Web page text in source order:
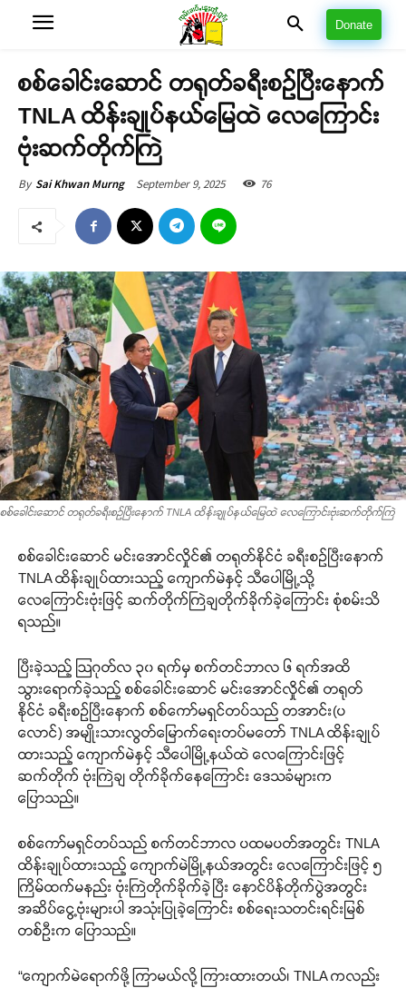
Donate
စစ်ခေါင်းဆောင် တရုတ်ခရီးစဉ်ပြီးနောက်
TNLA ထိန်းချုပ်နယ်မြေထဲ လေကြောင်း
ဗုံးဆက်တိုက်ကြဲ
By Sai Khwan Murng September 9, 2025 76
စစ်ခေါင်းဆောင် တရုတ်ခရီးစဉ်ပြီးနောက် TNLA ထိန်းချုပ်နယ်မြေထဲ လေကြောင်းဗုံးဆက်တိုက်ကြဲ
စစ်ခေါင်းဆောင် မင်းအောင်လှိုင်၏ တရုတ်နိုင်ငံ ခရီးစဉ်ပြီးနောက်
TNLA ထိန်းချုပ်ထားသည့် ကျောက်မဲနှင့် သီပေါမြို့သို့
လေကြောင်းဗုံးဖြင့် ဆက်တိုက်ကြဲချတိုက်ခိုက်ခဲ့ကြောင်း စုံစမ်းသိ
ရသည်။
ပြီးခဲ့သည့် ဩဂုတ်လ ၃၀ ရက်မှ စက်တင်ဘာလ ၆ ရက်အထိ
သွားရောက်ခဲ့သည့် စစ်ခေါင်းဆောင် မင်းအောင်လှိုင်၏ တရုတ်
နိုင်ငံ ခရီးစဉ်ပြီးနောက် စစ်ကော်မရှင်တပ်သည် တအာင်း(ပ
လောင်) အမျိုးသားလွတ်မြောက်ရေးတပ်မတော် TNLA ထိန်းချုပ်
ထားသည့် ကျောက်မဲနှင့် သီပေါမြို့နယ်ထဲ လေကြောင်းဖြင့်
ဆက်တိုက် ဗုံးကြဲချ တိုက်ခိုက်နေကြောင်း ဒေသခံများက
ပြောသည်။
စစ်ကော်မရှင်တပ်သည် စက်တင်ဘာလ ပထမပတ်အတွင်း TNLA
ထိန်းချုပ်ထားသည့် ကျောက်မဲမြို့နယ်အတွင်း လေကြောင်းဖြင့် ၅
ကြိမ်ထက်မနည်း ဗုံးကြဲတိုက်ခိုက်ခဲ့ပြီး နောင်ပိန်တိုက်ပွဲအတွင်း
အဆိပ်ငွေ့ဗုံးများပါ အသုံးပြုခဲ့ကြောင်း စစ်ရေးသတင်းရင်းမြစ်
တစ်ဦးက ပြောသည်။
“ကျောက်မဲရောက်ဖို့ ကြာမယ်လို့ ကြားထားတယ်၊ TNLA ကလည်း